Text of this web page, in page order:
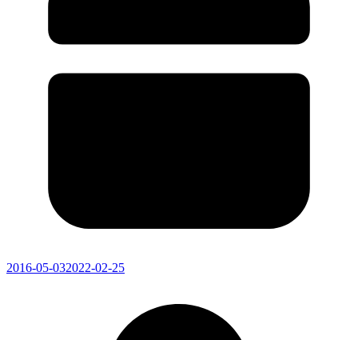
2016-05-032022-02-25